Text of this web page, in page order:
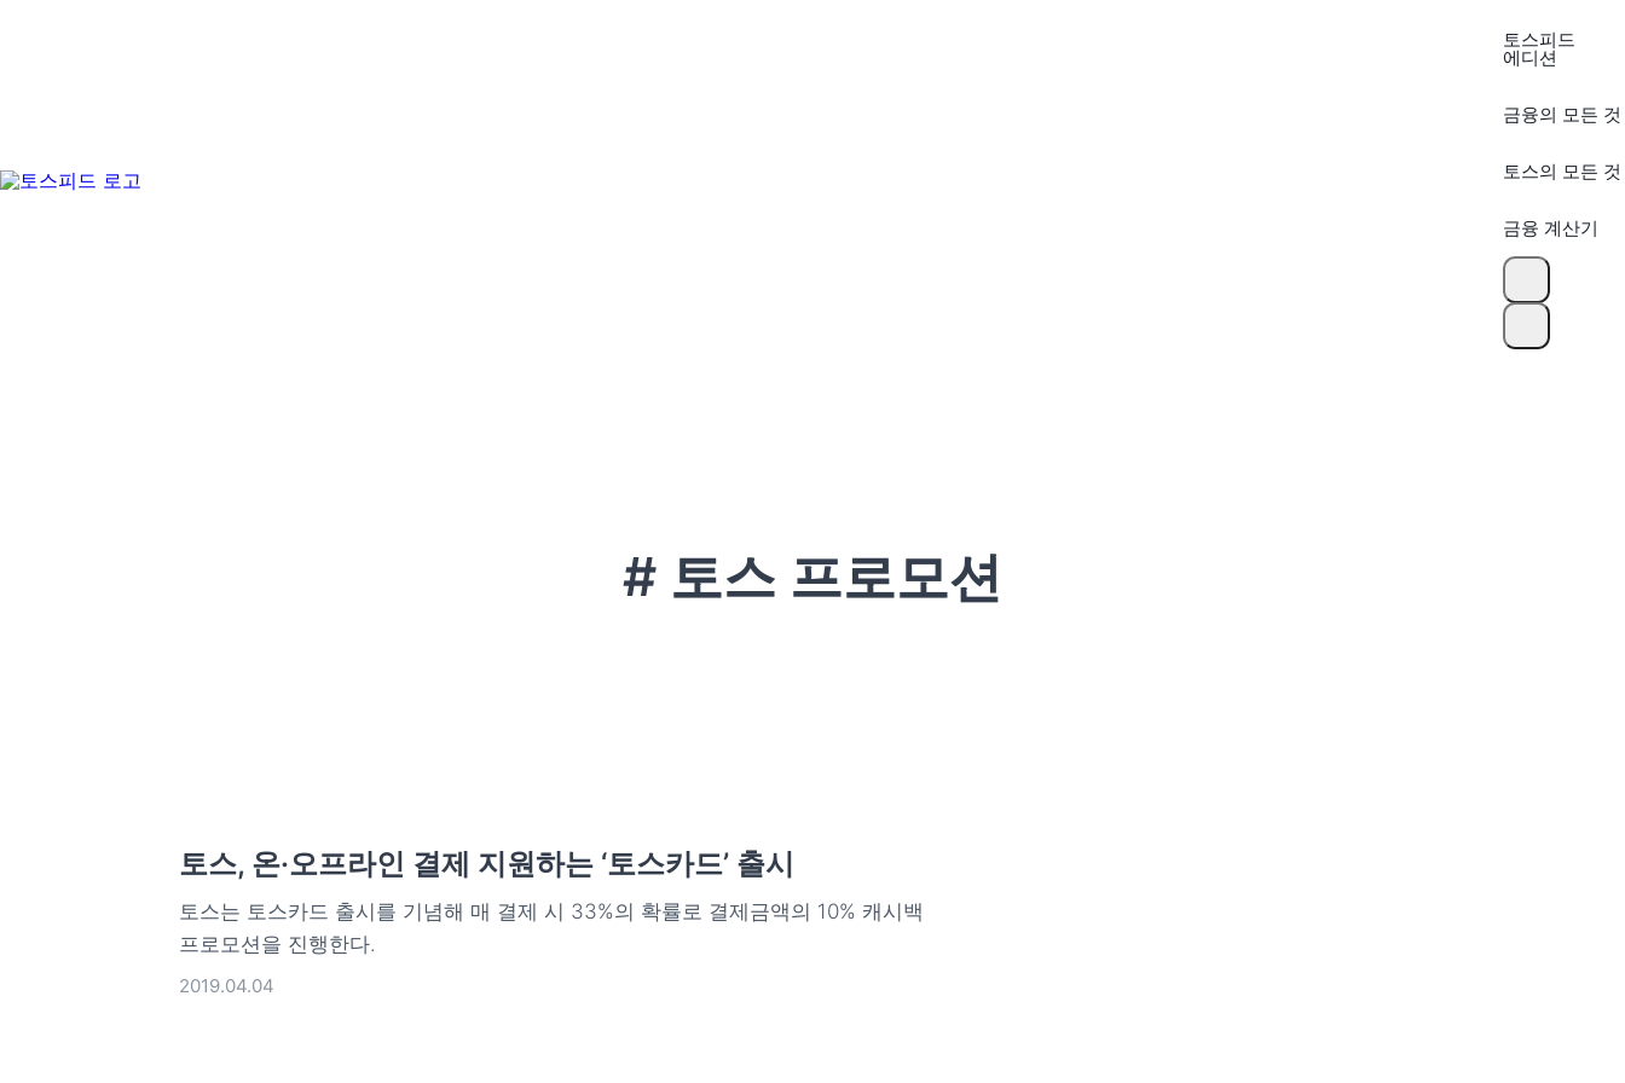
토스피드
에디션
금융의 모든 것
토스의 모든 것
금융 계산기
# 토스 프로모션
토스, 온·오프라인 결제 지원하는 ‘토스카드’ 출시
토스는 토스카드 출시를 기념해 매 결제 시 33%의 확률로 결제금액의 10% 캐시백
프로모션을 진행한다.
2019.04.04